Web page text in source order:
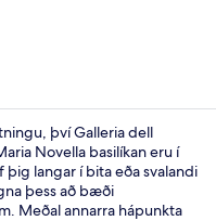
því Galleria dell
Novella basilíkan eru í
langar í bita eða svalandi
þess að bæði
Meðal annarra hápunkta